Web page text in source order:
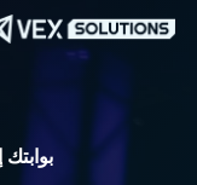
Menu